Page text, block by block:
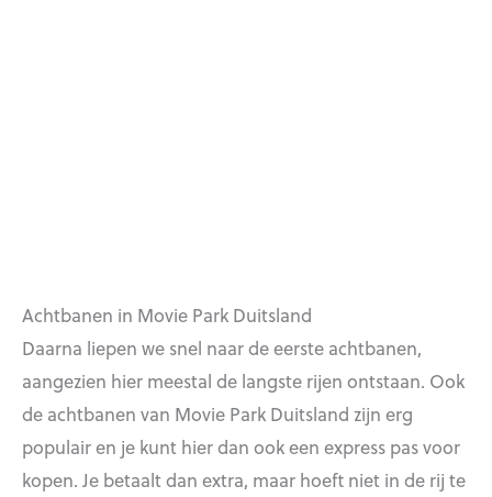
Achtbanen in Movie Park Duitsland
Daarna liepen we snel naar de eerste achtbanen,
aangezien hier meestal de langste rijen ontstaan. Ook
de achtbanen van Movie Park Duitsland zijn erg
populair en je kunt hier dan ook een express pas voor
kopen. Je betaalt dan extra, maar hoeft niet in de rij te